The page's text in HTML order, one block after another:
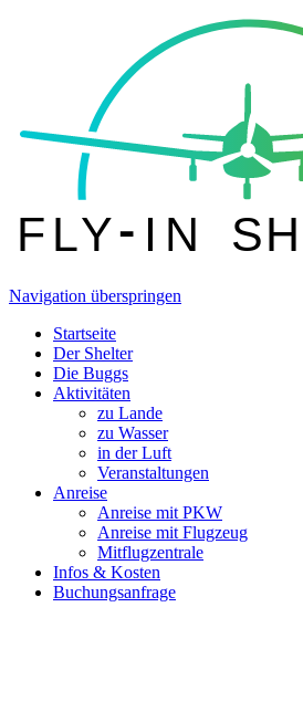
F LY I N SH
Navigation überspringen
Startseite
Der Shelter
Die Buggs
Aktivitäten
zu Lande
zu Wasser
in der Luft
Veranstaltungen
Anreise
Anreise mit PKW
Anreise mit Flugzeug
Mitflugzentrale
Infos & Kosten
Buchungsanfrage